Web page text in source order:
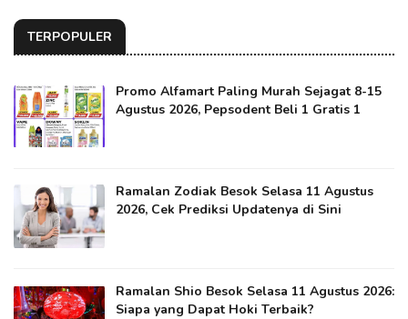
TERPOPULER
Promo Alfamart Paling Murah Sejagat 8-15
Agustus 2026, Pepsodent Beli 1 Gratis 1
Ramalan Zodiak Besok Selasa 11 Agustus
2026, Cek Prediksi Updatenya di Sini
Ramalan Shio Besok Selasa 11 Agustus 2026:
Siapa yang Dapat Hoki Terbaik?